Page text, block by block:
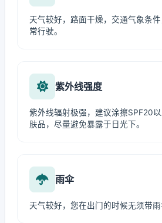
天气较好，路面干燥，交通气象条
常行驶。
紫外线强度
紫外线辐射极强，建议涂擦SPF20
肤品，尽量避免暴露于日光下。
雨伞
天气较好，您在出门的时候无须带雨